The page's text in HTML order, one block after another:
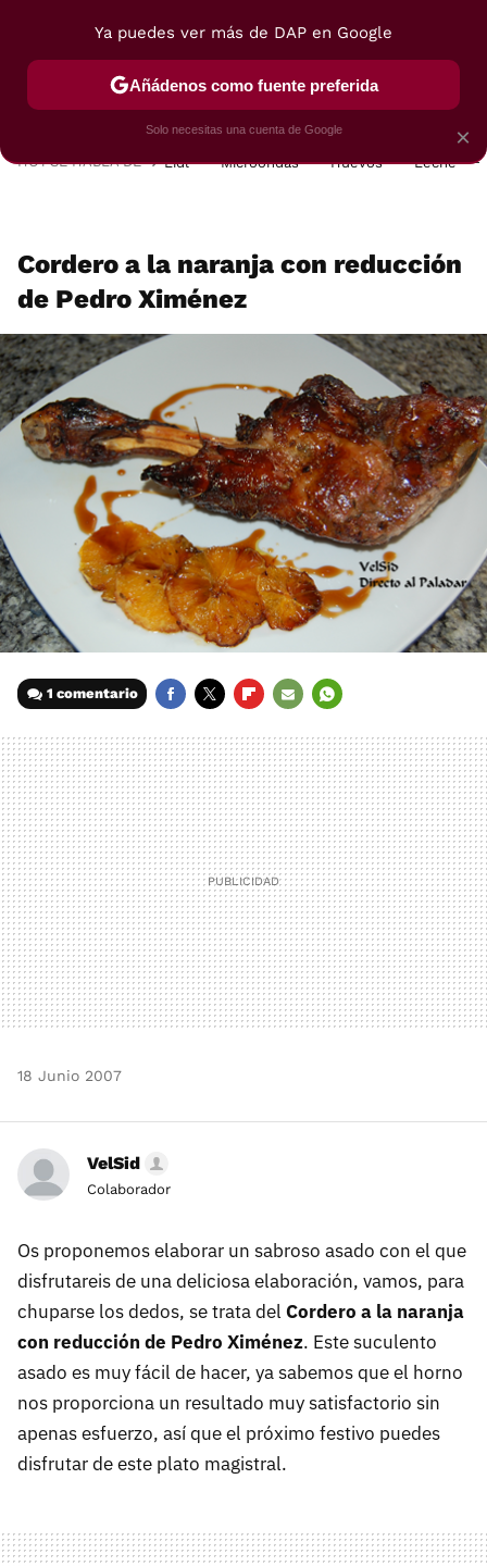
POSTRES VIAJES SELECCIÓN VEGUI
HOY SE HABLA DE Lidl Microondas Huevos Leche
Cordero a la naranja con reducción
de Pedro Ximénez
1 comentario
MAIL
18 Junio 2007
VelSid
Colaborador
Os proponemos elaborar un sabroso asado con el que
disfrutareis de una deliciosa elaboración, vamos, para
chuparse los dedos, se trata del Cordero a la naranja
con reducción de Pedro Ximénez. Este suculento
asado es muy fácil de hacer, ya sabemos que el horno
nos proporciona un resultado muy satisfactorio sin
apenas esfuerzo, así que el próximo festivo puedes
disfrutar de este plato magistral.
×
Ya puedes ver más de DAP en Google
Añádenos como fuente preferida
Solo necesitas una cuenta de Google